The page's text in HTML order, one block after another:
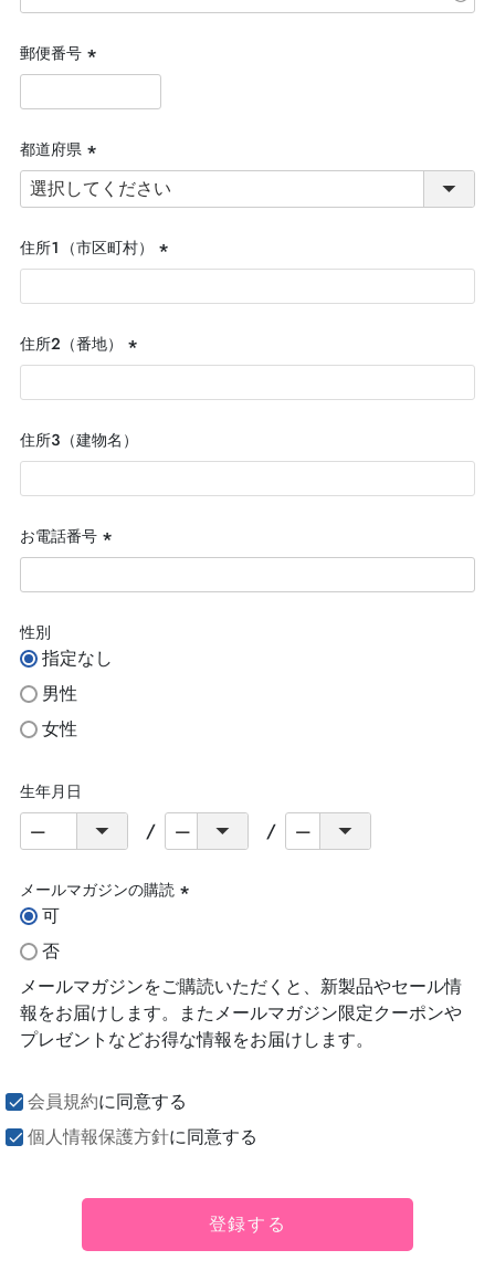
須)
郵便番号
(必
須)
都道府県
(必
須)
住所１（市区町村）
(必
須)
住所２（番地）
(必
須)
住所３（建物名）
お電話番号
(必
須)
性別
指定なし
男性
女性
生年月日
メールマガジンの購読
可
否
メールマガジンをご購読いただくと、新製品やセール情
報をお届けします。またメールマガジン限定クーポンや
プレゼントなどお得な情報をお届けします。
会員規約に同意する
個人情報保護方針に同意する
登録する